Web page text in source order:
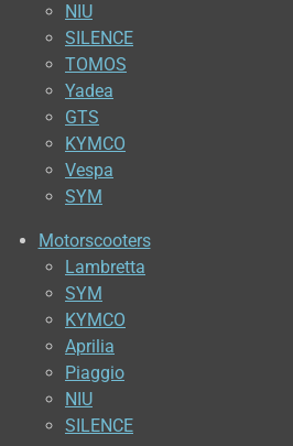
NIU
SILENCE
TOMOS
Yadea
GTS
KYMCO
Vespa
SYM
Motorscooters
Lambretta
SYM
KYMCO
Aprilia
Piaggio
NIU
SILENCE